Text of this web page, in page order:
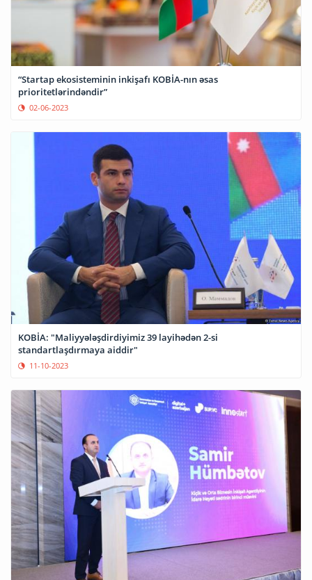
“Startap ekosisteminin inkişafı KOBİA-nın əsas
prioritetlərindəndir”
02-06-2023
KOBİA: "Maliyyələşdirdiyimiz 39 layihədən 2-si
standartlaşdırmaya aiddir"
11-10-2023